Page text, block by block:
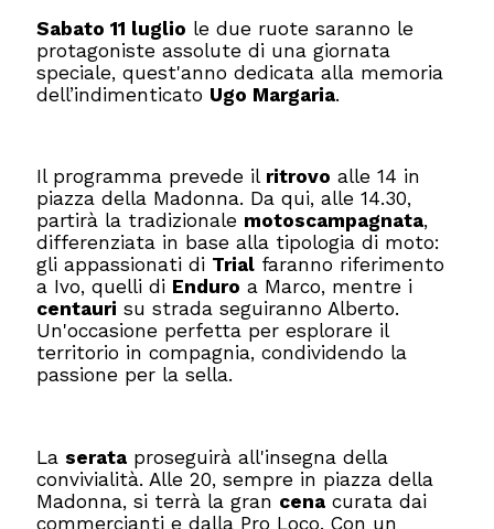
Sabato 11 luglio le due ruote saranno le
protagoniste assolute di una giornata
speciale, quest'anno dedicata alla memoria
dell’indimenticato Ugo Margaria.
Il programma prevede il ritrovo alle 14 in
piazza della Madonna. Da qui, alle 14.30,
partirà la tradizionale motoscampagnata,
differenziata in base alla tipologia di moto:
gli appassionati di Trial faranno riferimento
a Ivo, quelli di Enduro a Marco, mentre i
centauri su strada seguiranno Alberto.
Un'occasione perfetta per esplorare il
territorio in compagnia, condividendo la
passione per la sella.
La serata proseguirà all'insegna della
convivialità. Alle 20, sempre in piazza della
Madonna, si terrà la gran cena curata dai
commercianti e dalla Pro Loco. Con un